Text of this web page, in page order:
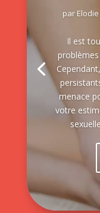
par
Il est
menace
votre